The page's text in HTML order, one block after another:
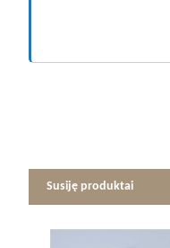
Susiję produktai